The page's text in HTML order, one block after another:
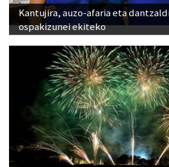
Kantujira, auzo-afaria eta
ospakizunei ekiteko